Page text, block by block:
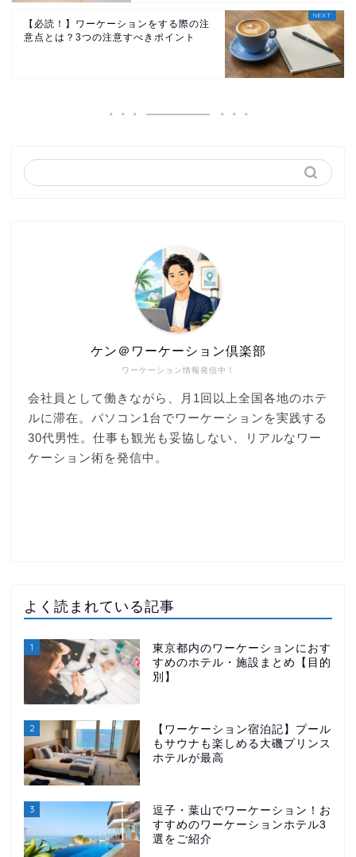
【必読！】ワーケーションをする際の注
意点とは？3つの注意すべきポイント
ワーケーション情報発信中！
ケン＠ワーケーション倶楽部
よく読まれている記事
1
東京都内のワーケーションにおす
すめのホテル・施設まとめ【目的
別】
2
【ワーケーション宿泊記】プール
もサウナも楽しめる大磯プリンス
ホテルが最高
3
逗子・葉山でワーケーション！お
すすめのワーケーションホテル3
選をご紹介